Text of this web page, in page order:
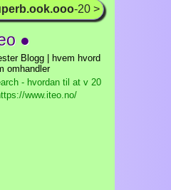
-20 >
●
Blogg | hvem hvord
omhandler
- hvordan til at v 20
www.iteo.no/